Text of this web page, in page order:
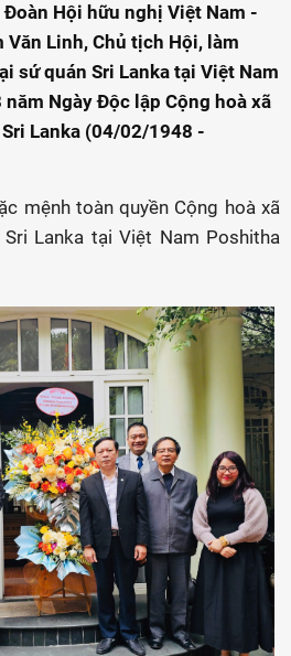
Hội hữu nghị Việt Nam -
Văn Linh, Chủ tịch Hội, làm
sứ quán Sri Lanka tại Việt Nam
Ngày Độc lập Cộng hoà xã
Lanka (04/02/1948 -
mệnh toàn quyền Cộng hoà xã
Lanka tại Việt Nam Poshitha